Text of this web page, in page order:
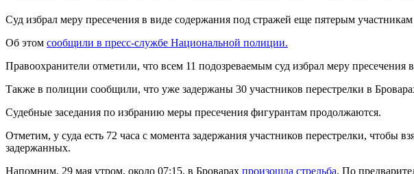
Суд избрал меру пресечения в виде содержания под стражей еще пятерым
Об этом сообщили в пресс-службе Национальной полиции.
Правоохранители отметили, что всем 11 подозреваемым суд избрал меру пресечения
Также в полиции сообщили, что уже задержаны 30 участников перестрелки в
Судебные заседания по избранию меры пресечения фигурантам продолжаются.
Отметим, у суда есть 72 часа с момента задержания участников перестрелки, чтобы
задержанных.
Напомним, 29 мая утром, около 07:15, в Броварах произошла стрельба. По